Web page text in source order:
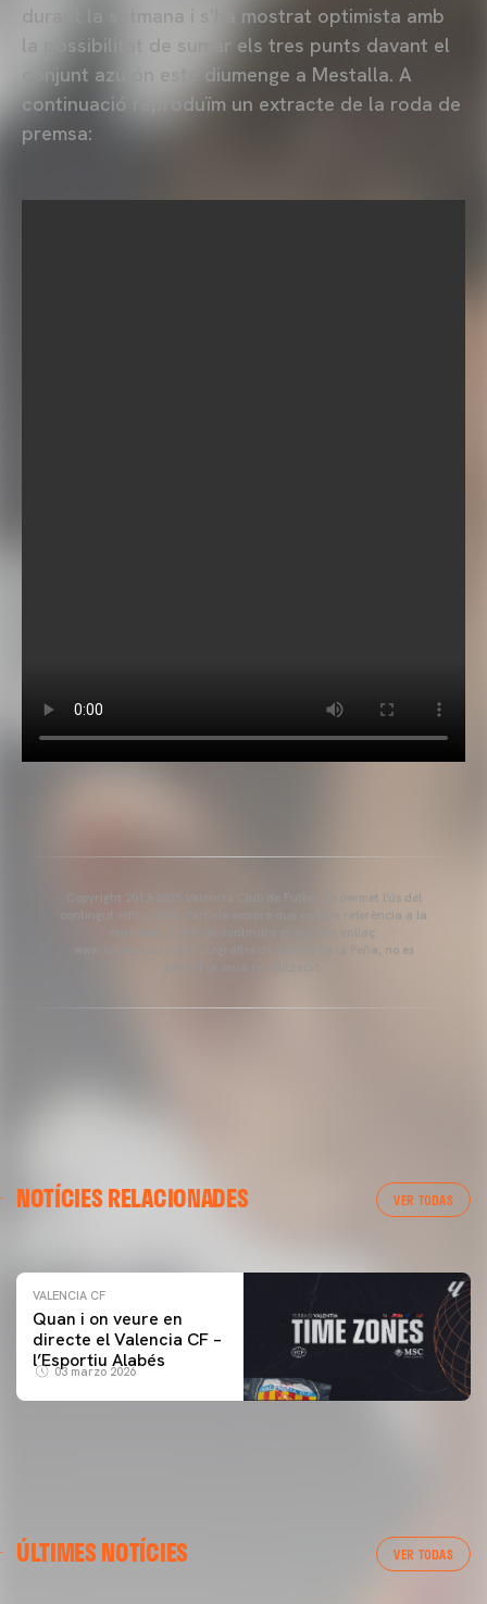
durant la setmana i s'ha mostrat optimista amb
la possibilitat de sumar els tres punts davant el
conjunt azulón este diumenge a Mestalla. A
continuació reproduïm un extracte de la roda de
premsa:
Copyright 2013-2025 Valencia Club de Futbol. Es permet l'ús del
contingut editorial de l'article sempre que es faça referència a la
seua font, a més de contindre el següent enllaç:
www.valenciacf.com. Fotografies de Lázaro de la Peña, no es
NOTÍCIES RELACIONADES VER TODAS
ENTRENAMENT DEL VALENCIA CF 04/03/26
VALENCIA CF
Quan i on veure en
directe el Valencia CF –
l’Esportiu Alabés
03 marzo 2026
ÚLTIMES NOTÍCIES VER TODAS